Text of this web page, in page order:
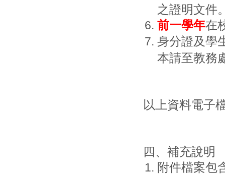
之證明文件
前一學年在
身分證及學
本請至教務
以上資料電子
四、補充說明
附件檔案包